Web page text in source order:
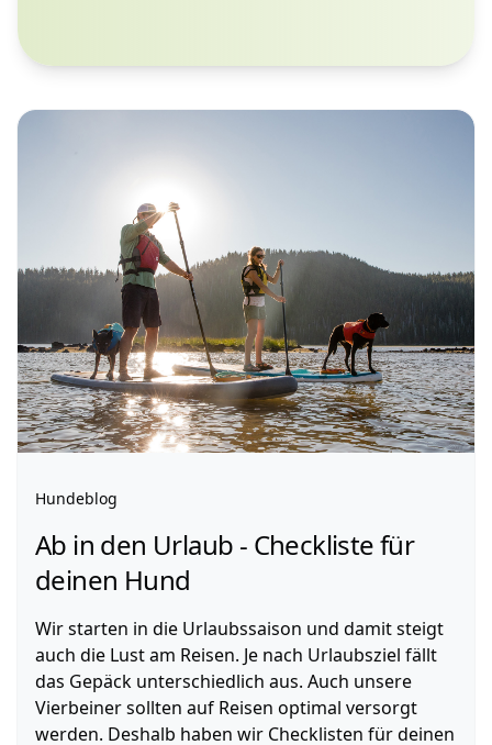
Hundeblog
Ab in den Urlaub - Checkliste für
deinen Hund
Wir starten in die Urlaubssaison und damit steigt
auch die Lust am Reisen. Je nach Urlaubsziel fällt
das Gepäck unterschiedlich aus. Auch unsere
Vierbeiner sollten auf Reisen optimal versorgt
werden. Deshalb haben wir Checklisten für deinen